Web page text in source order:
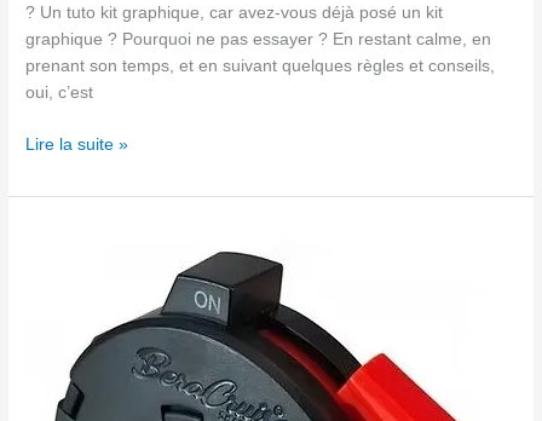
? Un tuto kit graphique, car avez-vous déjà posé un kit
graphique ? Pourquoi ne pas essayer ? En restant calme, en
prenant son temps, et en suivant quelques règles et conseils,
oui, c’est
Lire la suite »